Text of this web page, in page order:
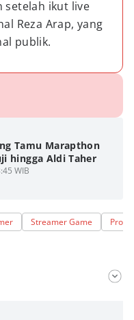
setelah ikut live
Reza Arap, yang
publik.
Tamu Marapthon
hingga Aldi Taher
WIB
Streamer Game
Profil